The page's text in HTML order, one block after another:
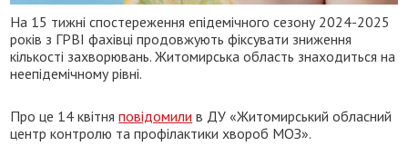
На 15 тижні спостереження епідемічного сезону 2024-2025
років з ГРВІ фахівці продовжують фіксувати зниження
кількості захворювань. Житомирська область знаходиться на
неепідемічному рівні.
Про це 14 квітняповідомили в ДУ «Житомирський обласний
центр контролю та профілактики хвороб МОЗ».